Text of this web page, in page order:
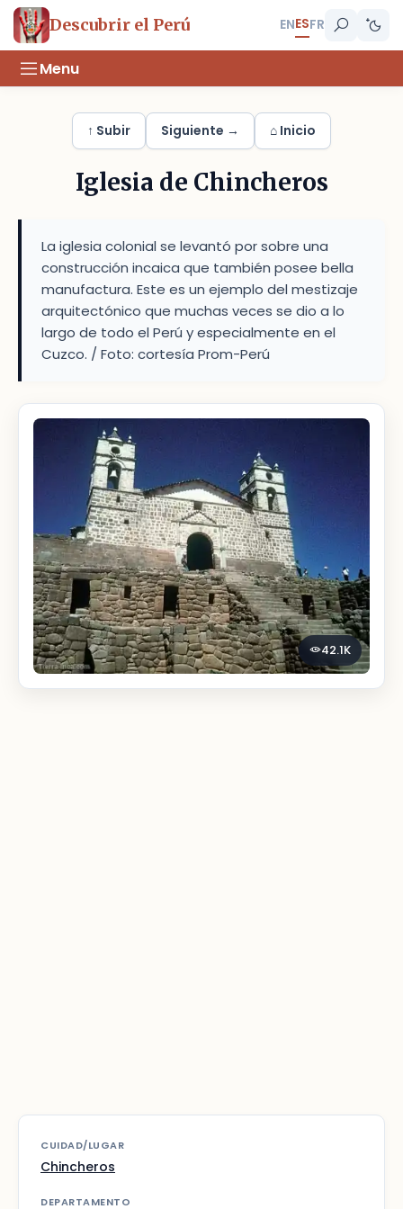
Descubrir el Perú ENESFR
Menu
↑ Subir Siguiente → ⌂ Inicio
Iglesia de Chincheros
La iglesia colonial se levantó por sobre una
construcción incaica que también posee bella
manufactura. Este es un ejemplo del mestizaje
arquitectónico que muchas veces se dio a lo
largo de todo el Perú y especialmente en el
Cuzco. / Foto: cortesía Prom-Perú
42.1K
CUIDAD/LUGAR
Chincheros
DEPARTAMENTO